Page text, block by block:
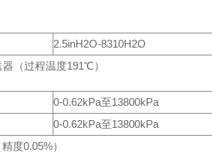
2.5inH2O-8310H2O
（过程温度191℃）
0-0.62kPa至13800kPa
0-0.62kPa至13800kPa
度0.05%）